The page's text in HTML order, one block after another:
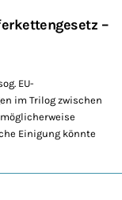
–
EU-
im Trilog zwischen
Einigung könnte